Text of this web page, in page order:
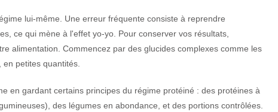
lui-même. Une erreur fréquente consiste à reprendre
ce qui mène à l'effet yo-yo. Pour conserver vos résultats,
alimentation. Commencez par des glucides complexes comme les
petites quantités.
en gardant certains principes du régime protéiné : des protéines à
des légumes en abondance, et des portions contrôlées.